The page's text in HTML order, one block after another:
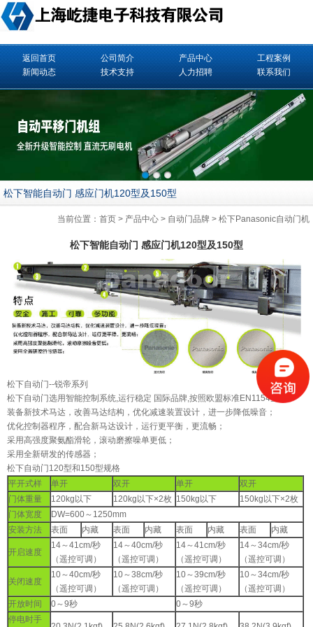
返回首页 公司简介 产品中心
工程案例
新闻动态
技术支持 人力招聘 联系我们
松下智能自动门 感应门机120型及150型
当前位置： 首页 > 产品中心 > 自动门品牌 > 松下Panasonic自动门机
松下智能自动门 感应门机120型及150型
松下自动门--锐帝系列
松下自动门选用智能控制系统,运行稳定 国际品牌,按照欧盟标准EN1154生产
装备新技术马达，改善马达结构，优化减速装置设计，进一步降低噪音；
优化控制器程序，配合新马达设计，运行更平衡，更流畅；
采用高强度聚氨酯滑轮，滚动磨擦噪单更低；
采用全新研发的传感器；
松下自动门120型和150型规格
平开式样
单开 双开 单开
双开
门体重量
120kg以下 120kg以下×2枚 150kg以下
150kg以下×2枚
门体宽度
DW=600～1250mm
安装方法
表面 内藏 表面 内藏 表面 内藏 表面 内藏
开启速度
14～41cm/秒
（遥控可调）
14～40cm/秒
（遥控可调）
14～41cm/秒
（遥控可调）
14～34cm/秒
（遥控可调）
关闭速度
10～40cm/秒
（遥控可调）
10～38cm/秒
（遥控可调）
10～39cm/秒
（遥控可调）
10～34cm/秒
（遥控可调）
开放时间
0～9秒
0～9秒
停电时手